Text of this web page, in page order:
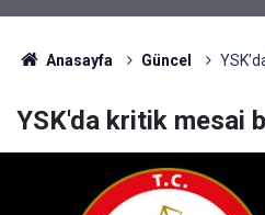
Anasayfa Güncel
YSK'da kritik mesai